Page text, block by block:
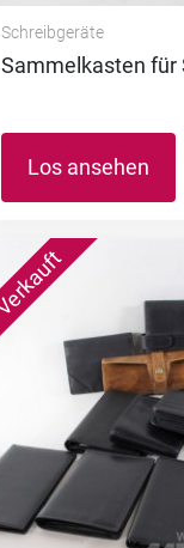
Schreibgeräte
Sammelkasten für
Los ansehen